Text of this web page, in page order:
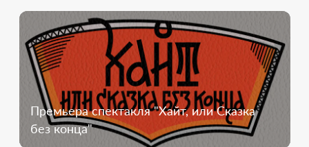
Премьера спектакля "Хайт, или Сказка
без конца"